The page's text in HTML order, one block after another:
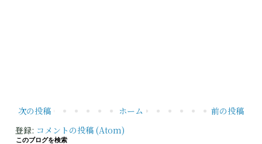
次の投稿 前の投稿
ホーム
登録: コメントの投稿 (Atom)
このブログを検索